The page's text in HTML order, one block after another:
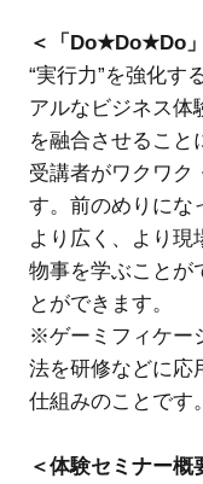
＜「Do★Do★Do
“実行力”を強化す
アルなビジネス体
を融合させること
受講者がワクワク
す。前のめりにな
より広く、より現
物事を学ぶことが
とができます。
※ゲーミフィケー
法を研修などに応
仕組みのことです。
＜体験セミナー概